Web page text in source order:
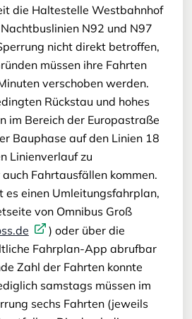
die Haltestelle Westbahnhof
N92 und N97
nicht direkt betroffen,
müssen ihre Fahrten
verschoben werden.
Rückstau und hohes
im Bereich der Europastraße
Bauphase auf den Linien 18
Linienverlauf zu
Fahrtausfällen kommen.
es einen Umleitungsfahrplan,
von Omnibus Groß
) oder über die
Fahrplan-App abrufbar
Zahl der Fahrten konnte
samstags müssen im
sechs Fahrten (jeweils